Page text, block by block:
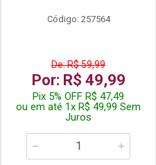
Código: 257564
De: R$ 59,99
Por: R$ 49,99
Pix 5% OFF R$ 47,49
ou em até 1x R$ 49,99 Sem
Juros